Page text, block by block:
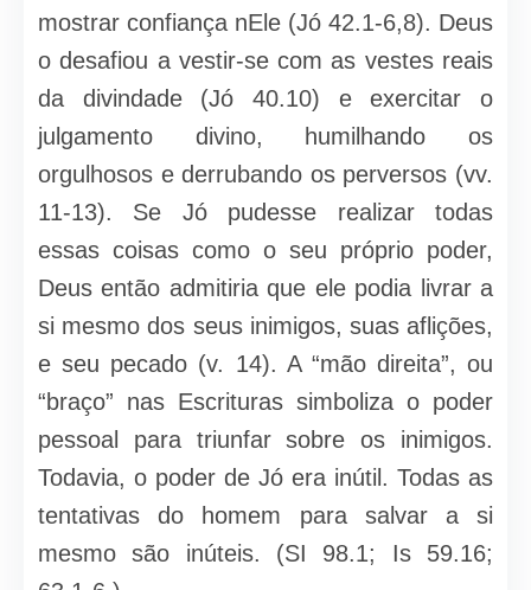
mostrar confiança nEle (Jó 42.1-6,8). Deus
o desafiou a vestir-se com as vestes reais
da divindade (Jó 40.10) e exercitar o
julgamento divino, humilhando os
orgulhosos e derrubando os perversos (vv.
11-13). Se Jó pudesse realizar todas
essas coisas como o seu próprio poder,
Deus então admitiria que ele podia livrar a
si mesmo dos seus inimigos, suas aflições,
e seu pecado (v. 14). A “mão direita”, ou
“braço” nas Escrituras simboliza o poder
pessoal para triunfar sobre os inimigos.
Todavia, o poder de Jó era inútil. Todas as
tentativas do homem para salvar a si
mesmo são inúteis. (SI 98.1; Is 59.16;